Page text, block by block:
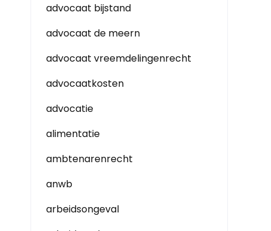
advocaat bijstand
advocaat de meern
advocaat vreemdelingenrecht
advocaatkosten
advocatie
alimentatie
ambtenarenrecht
anwb
arbeidsongeval